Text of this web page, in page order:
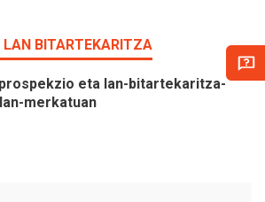
LAN BITARTEKARITZA
eta lan-bitartekaritza-
merkatuan